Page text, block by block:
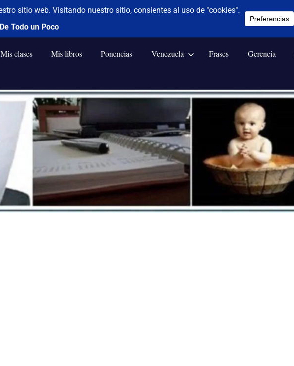
Mis clases Mis libros Ponencias Venezuela Frases Gerencia